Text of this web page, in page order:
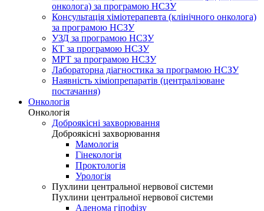
онколога) за програмою НСЗУ
Консультація хіміотерапевта (клінічного онколога)
за програмою НСЗУ
УЗД за програмою НСЗУ
КТ за програмою НСЗУ
МРТ за програмою НСЗУ
Лабораторна діагностика за програмою НСЗУ
Наявність хіміопрепаратів (централізоване
постачання)
Онкологія
Онкологія
Доброякісні захворювання
Доброякісні захворювання
Мамологія
Гінекологія
Проктологія
Урологія
Пухлини центральної нервової системи
Пухлини центральної нервової системи
Аденома гіпофізу